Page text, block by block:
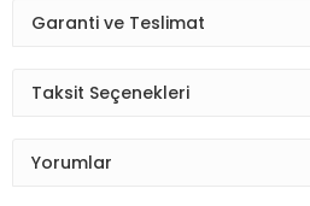
Garanti ve Teslimat
Taksit Seçenekleri
Yorumlar